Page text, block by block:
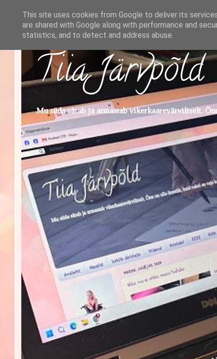
Tiia Järvpõld
Mu süda särab ja armastab vikerkaarevärviliselt.
This site uses cookies from Google to deliver its
are shared with Google along with performance and
statistics, and to detect and address abuse.